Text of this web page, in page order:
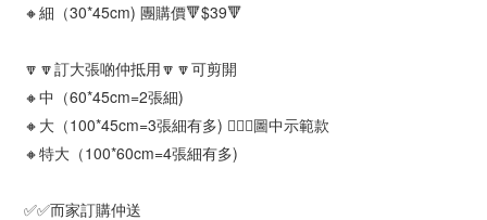
🔸細（30*45cm) 團購價🔻$39🔻
🔽🔽訂大張啲仲抵用🔽🔽可剪開
🔸中（60*45cm=2張細)
🔸大（100*45cm=3張細有多) 💁🏻‍♀️圖中示範款
🔸特大（100*60cm=4張細有多)
✅✅而家訂購仲送